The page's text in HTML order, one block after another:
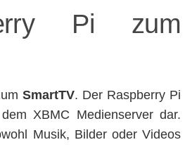
Pi zum
SmartTV. Der Raspberry Pi
XBMC Medienserver dar.
Musik, Bilder oder Videos